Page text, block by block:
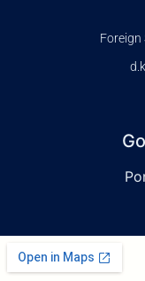
Foreign